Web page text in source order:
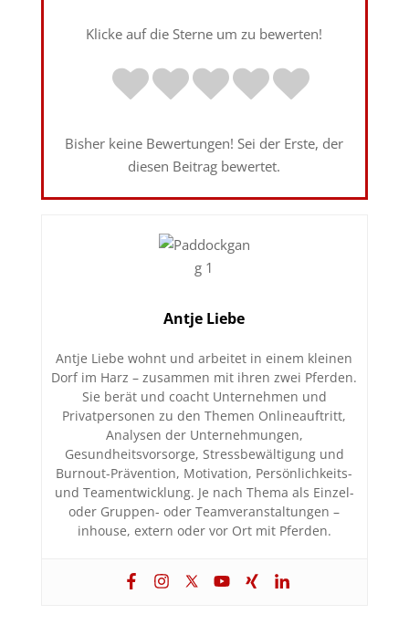
Klicke auf die Sterne um zu bewerten!
Bisher keine Bewertungen! Sei der Erste, der
diesen Beitrag bewertet.
Antje Liebe
Antje Liebe wohnt und arbeitet in einem kleinen
Dorf im Harz – zusammen mit ihren zwei Pferden.
Sie berät und coacht Unternehmen und
Privatpersonen zu den Themen Onlineauftritt,
Analysen der Unternehmungen,
Gesundheitsvorsorge, Stressbewältigung und
Burnout-Prävention, Motivation, Persönlichkeits-
und Teamentwicklung. Je nach Thema als Einzel-
oder Gruppen- oder Teamveranstaltungen –
inhouse, extern oder vor Ort mit Pferden.